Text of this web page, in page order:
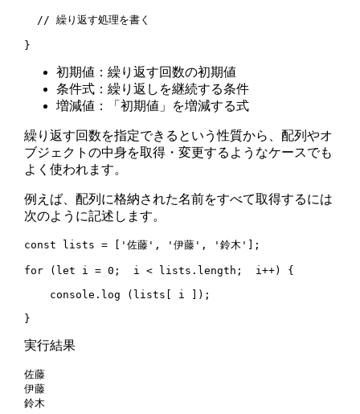
  // 繰り返す処理を書く
初期値：繰り返す回数の初期値
条件式：繰り返しを継続する条件
増減値：「初期値」を増減する式
繰り返す回数を指定できるという性質から、配列やオ
ブジェクトの中身を取得・変更するようなケースでも
よく使われます。
例えば、配列に格納された名前をすべて取得するには
次のように記述します。
const lists = ['佐藤', '伊藤', '鈴木'];
for (let i = 0;  i < lists.length;  i++) {
    console.log (lists[ i ]);
実行結果
佐藤
伊藤